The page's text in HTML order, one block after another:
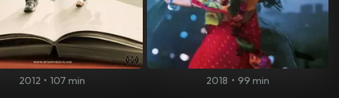
2012 • 107 min 2018 • 99 min